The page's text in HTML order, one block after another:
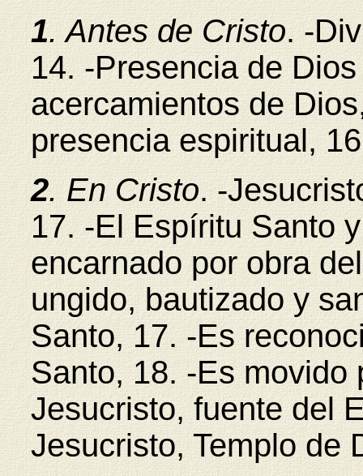
1. Antes de Cristo. -
14. -Presencia de
acercamientos de
presencia espiritual,
2. En Cristo. -
17. -El Espíritu Santo
encarnado por obra
ungido, bautizado y
Santo, 17. -Es
Santo, 18. -Es movido
Jesucristo, fuente del
Jesucristo, Templo de